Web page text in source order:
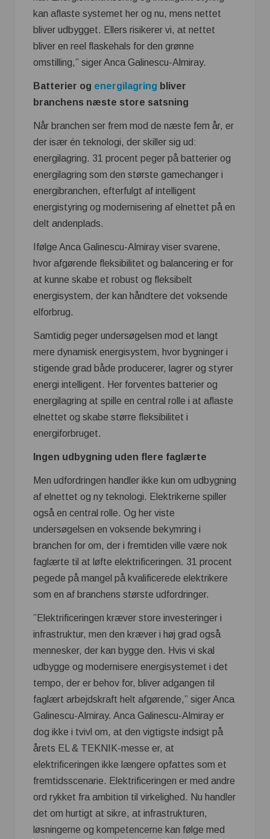
kan aflaste systemet her og nu, mens nettet
bliver udbygget. Ellers risikerer vi, at nettet
bliver en reel flaskehals for den grønne
omstilling,” siger Anca Galinescu-Almiray.
Batterier og energilagring bliver
branchens næste store satsning
Når branchen ser frem mod de næste fem år, er
der især én teknologi, der skiller sig ud:
energilagring. 31 procent peger på batterier og
energilagring som den største gamechanger i
energibranchen, efterfulgt af intelligent
energistyring og modernisering af elnettet på en
delt andenplads.
Ifølge Anca Galinescu-Almiray viser svarene,
hvor afgørende fleksibilitet og balancering er for
at kunne skabe et robust og fleksibelt
energisystem, der kan håndtere det voksende
elforbrug.
Samtidig peger undersøgelsen mod et langt
mere dynamisk energisystem, hvor bygninger i
stigende grad både producerer, lagrer og styrer
energi intelligent. Her forventes batterier og
energilagring at spille en central rolle i at aflaste
elnettet og skabe større fleksibilitet i
energiforbruget.
Ingen udbygning uden flere faglærte
Men udfordringen handler ikke kun om udbygning
af elnettet og ny teknologi. Elektrikerne spiller
også en central rolle. Og her viste
undersøgelsen en voksende bekymring i
branchen for om, der i fremtiden ville være nok
faglærte til at løfte elektrificeringen. 31 procent
pegede på mangel på kvalificerede elektrikere
som en af branchens største udfordringer.
”Elektrificeringen kræver store investeringer i
infrastruktur, men den kræver i høj grad også
mennesker, der kan bygge den. Hvis vi skal
udbygge og modernisere energisystemet i det
tempo, der er behov for, bliver adgangen til
faglært arbejdskraft helt afgørende,” siger Anca
Galinescu-Almiray. Anca Galinescu-Almiray er
dog ikke i tvivl om, at den vigtigste indsigt på
årets EL & TEKNIK-messe er, at
elektrificeringen ikke længere opfattes som et
fremtidsscenarie. Elektrificeringen er med andre
ord rykket fra ambition til virkelighed. Nu handler
det om hurtigt at sikre, at infrastrukturen,
løsningerne og kompetencerne kan følge med